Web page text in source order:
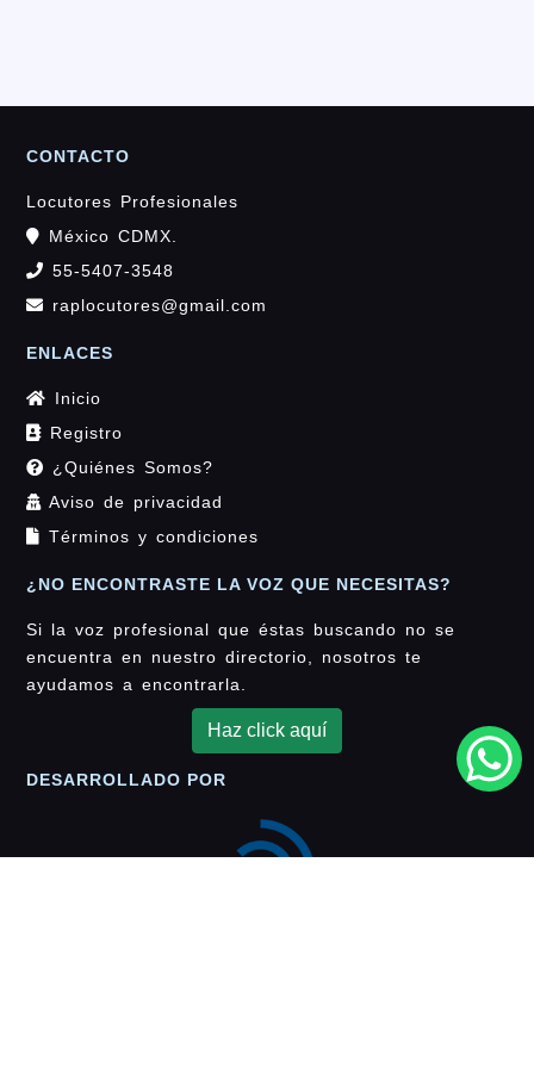
CONTACTO
Locutores Profesionales
México CDMX.
55-5407-3548
raplocutores@gmail.com
ENLACES
Inicio
Registro
¿Quiénes Somos?
Aviso de privacidad
Términos y condiciones
¿NO ENCONTRASTE LA VOZ QUE NECESITAS?
Si la voz profesional que éstas buscando no se
encuentra en nuestro directorio, nosotros te
ayudamos a encontrarla.
Haz click aquí
DESARROLLADO POR